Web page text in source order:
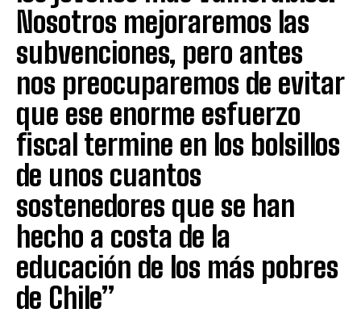
Nosotros mejoraremos las
subvenciones, pero antes
nos preocuparemos de evitar
que ese enorme esfuerzo
fiscal termine en los bolsillos
de unos cuantos
sostenedores que se han
hecho a costa de la
educación de los más pobres
de Chile”